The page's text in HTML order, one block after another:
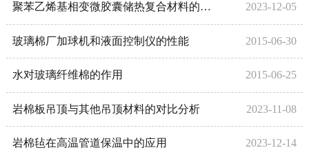
聚苯乙烯基相变微胶囊储热复合材料的制备方法 2023-12-05
玻璃棉厂加球机和液面控制仪的性能 2015-06-30
水对玻璃纤维棉的作用 2015-06-25
岩棉板吊顶与其他吊顶材料的对比分析 2023-11-08
岩棉毡在高温管道保温中的应用 2023-12-14